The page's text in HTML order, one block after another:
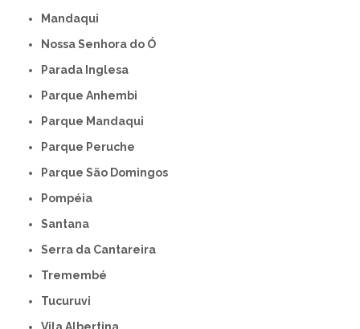
Mandaqui
Nossa Senhora do Ó
Parada Inglesa
Parque Anhembi
Parque Mandaqui
Parque Peruche
Parque São Domingos
Pompéia
Santana
Serra da Cantareira
Tremembé
Tucuruvi
Vila Albertina